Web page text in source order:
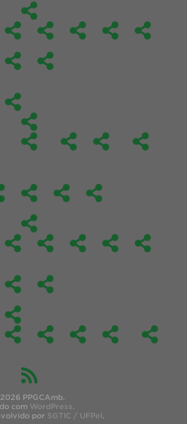
PPGCAmb.
com WordPress.
por SGTIC / UFPel .